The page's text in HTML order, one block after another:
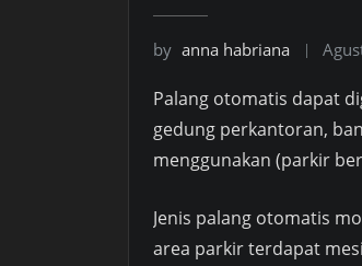
by anna habriana
Palang otomatis dapat
gedung perkantoran,
menggunakan (parkir
Jenis palang otomatis
area parkir terdapat